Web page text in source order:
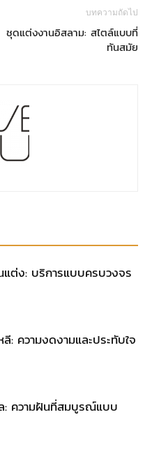
บทความถัดไป
ชุดแต่งงานอิสลาม: สไตล์แบบที่
ทันสมัย
แต่ง: บริการแบบครบวงจร
ลี: ความงดงามและประทับใจ
: ความฝันที่สมบูรณ์แบบ